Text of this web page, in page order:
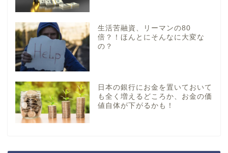
生活苦融資、リーマンの80
倍？！ほんとにそんなに大変な
の？
日本の銀行にお金を置いておいて
も全く増えるどころか、お金の価
値自体が下がるかも！